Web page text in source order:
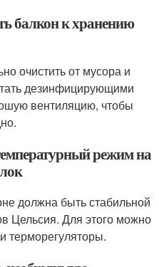
балкон к хранению
очистить от мусора и
дезинфицирующими
вентиляцию, чтобы
режим на
должна быть стабильной
Цельсия. Для этого можно
терморегуляторы.